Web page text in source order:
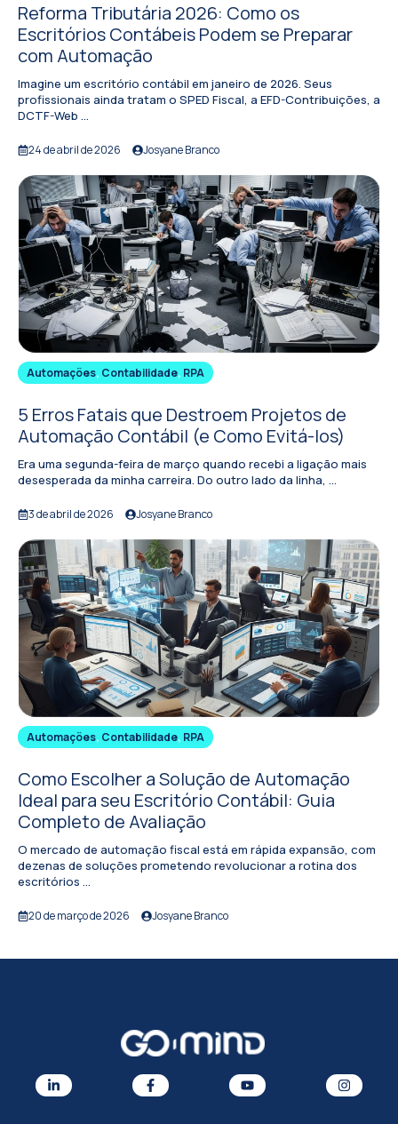
Reforma Tributária 2026: Como os
Escritórios Contábeis Podem se Preparar
com Automação
Imagine um escritório contábil em janeiro de 2026. Seus
profissionais ainda tratam o SPED Fiscal, a EFD-Contribuições, a
DCTF-Web ...
24 de abril de 2026 Josyane Branco
Automações, Contabilidade, RPA
5 Erros Fatais que Destroem Projetos de
Automação Contábil (e Como Evitá-los)
Era uma segunda-feira de março quando recebi a ligação mais
desesperada da minha carreira. Do outro lado da linha, ...
3 de abril de 2026 Josyane Branco
Automações, Contabilidade, RPA
Como Escolher a Solução de Automação
Ideal para seu Escritório Contábil: Guia
Completo de Avaliação
O mercado de automação fiscal está em rápida expansão, com
dezenas de soluções prometendo revolucionar a rotina dos
escritórios ...
20 de março de 2026 Josyane Branco